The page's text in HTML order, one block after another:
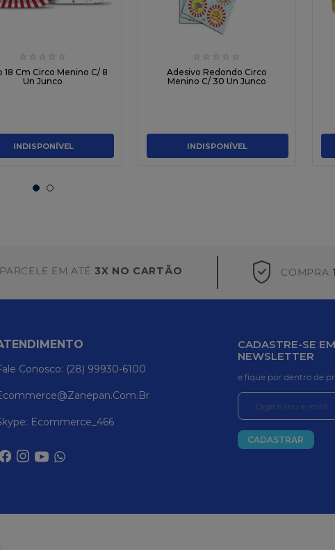
☆ ☆ ☆ ☆ ☆
18 Cm Circo Menino C/ 8
Un Junco
INDISPONÍVEL
☆ ☆ ☆ ☆ ☆
Adesivo Redondo Circo
Menino C/ 30 Un Junco
INDISPONÍVEL
PARCELE EM ATÉ 3X NO CARTÃO COMPRA
Conosco: (28) 99930-6100
Ecommerce_466
CADASTRE-SE
NEWSLETTER
e fique por dentro de
CADASTRAR